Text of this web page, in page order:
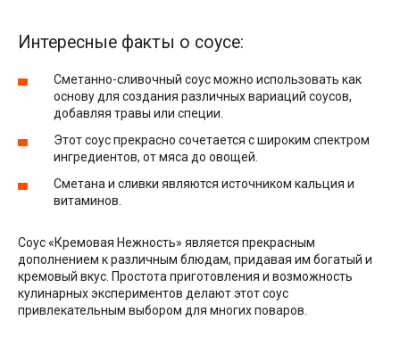
Интересные факты о соусе:
Сметанно-сливочный соус можно использовать как
основу для создания различных вариаций соусов,
добавляя травы или специи.
Этот соус прекрасно сочетается с широким спектром
ингредиентов, от мяса до овощей.
Сметана и сливки являются источником кальция и
витаминов.
Соус «Кремовая Нежность» является прекрасным
дополнением к различным блюдам, придавая им богатый и
кремовый вкус. Простота приготовления и возможность
кулинарных экспериментов делают этот соус
привлекательным выбором для многих поваров.